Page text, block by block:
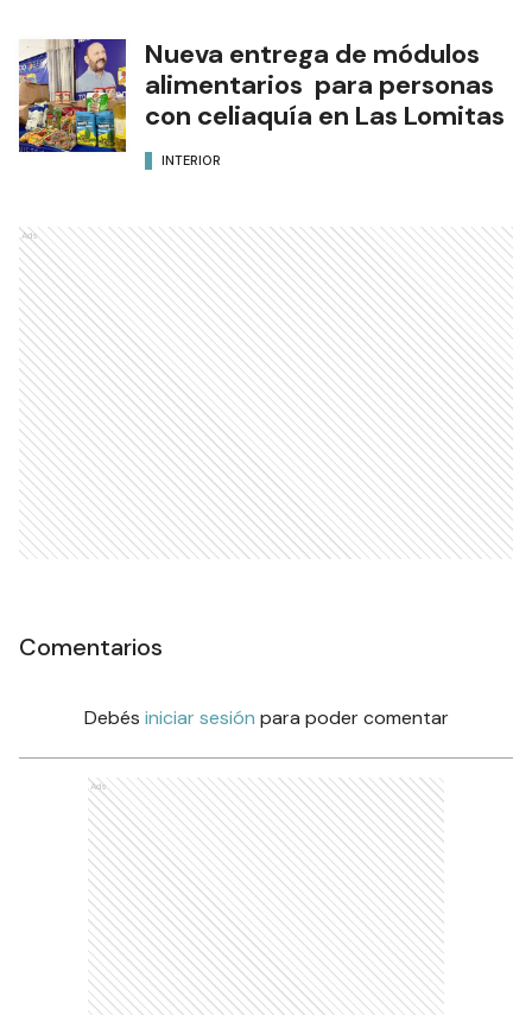
Nueva entrega de módulos
alimentarios para personas
con celiaquía en Las Lomitas
INTERIOR
Ads
Comentarios
Debés iniciar sesión para poder comentar
Ads